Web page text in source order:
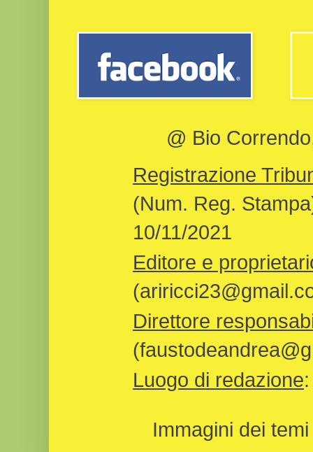
@ Bio
Registrazione
(Num. Reg.
10/11/2021
Editore e
Direttore
Luogo di redazione
Immagini dei